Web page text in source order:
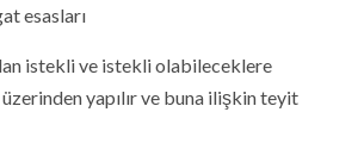
esasları
istekli ve istekli olabileceklere
yapılır ve buna ilişkin teyit